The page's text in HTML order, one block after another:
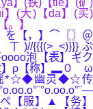
】(铁)【tie】(矿)
】(大)【da】(买)
。】
【，】⌒〖〗＠
{{{(>_<)}}}ぷ
泡【表】ギク
】ρ【称】▂０＾ω
*☆◆幽灵◆☆传
ぺ【服】▲【务】